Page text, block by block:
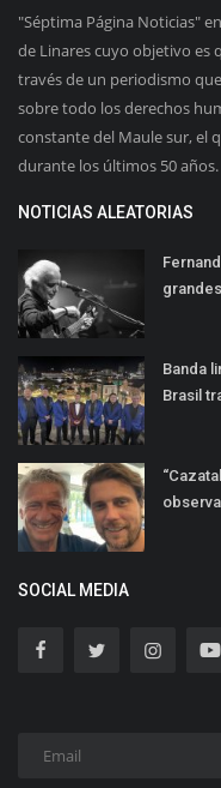
"Séptima Página Noticias"
de Linares cuyo objetivo es
través de un periodismo
sobre todo los derechos
constante del Maule sur, el
durante los últimos 50 años.
NOTICIAS ALEATORIAS
Banda
Brasil
SOCIAL MEDIA